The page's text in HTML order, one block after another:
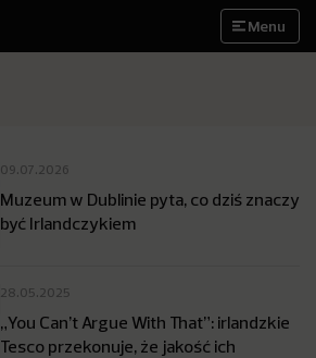
Menu
09.07.2026
Muzeum w Dublinie pyta, co dziś znaczy
być Irlandczykiem
28.05.2025
„You Can’t Argue With That”: irlandzkie
Tesco przekonuje, że jakość ich